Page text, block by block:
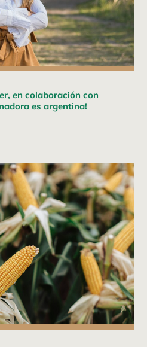
en colaboración con
es argentina!